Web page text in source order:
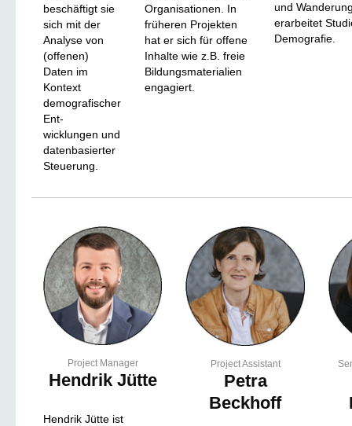
beschäftigt sie
sich mit der
Analyse von
(offenen)
Daten im
Kontext
demografischer
Ent-
wicklungen und
datenbasierter
Steuerung.
Organisationen. In
früheren Projekten
hat er sich für offene
Inhalte wie z.B. freie
Bildungsmaterialien
engagiert.
und
erarbeitet
Demografie.
Project Manager
Hendrik Jütte
Hendrik Jütte ist
Project Assistant
Petra
Beckhoff